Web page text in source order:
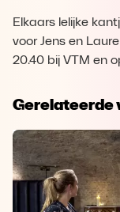
Elkaars lelijke
voor Jens en
20.40 bij VTM en
Gerelateerde